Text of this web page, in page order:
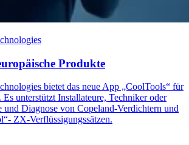
Produkte
bietet das neue App „CoolTools“ für
unterstützt Installateure, Techniker oder
und Diagnose von Copeland-Verdichtern und
ZX-Verflüssigungssätzen.